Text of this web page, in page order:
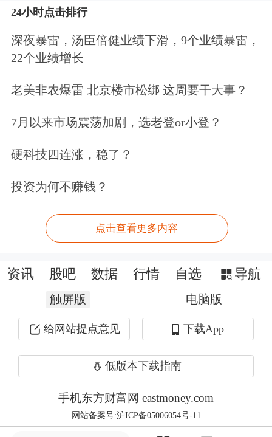
攻。
值得注意的是，本周五，银行板块在新
令沪指录得长上影线。
此情此景，可以说复刻了此前6月27日
行情有一个初步预判：
1）若银行板块再次快速企稳回升，则
依然对指数走强有积极作用；
2）若银行板块修复效率稍缓（比如需
要回踩10日线确认支撑），则指数下周
震荡整固的概率更大；
24小时点击排行
深夜暴雷，汤臣倍健业绩下滑，9个业绩暴雷，
22个业绩增长
老美非农爆雷 北京楼市松绑 这周要干大事？
7月以来市场震荡加剧，选老登or小登？
硬科技四连涨，稳了？
投资为何不赚钱？
点击查看更多内容
资讯 股吧 数据 行情 自选 导航
触屏版 电脑版
给网站提点意见 下载App
低版本下载指南
手机东方财富网 eastmoney.com
网站备案号:沪ICP备05006054号-11